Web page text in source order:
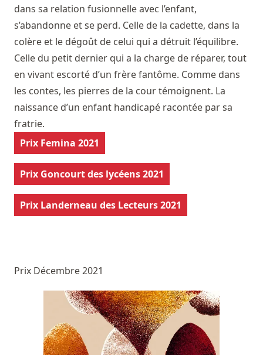
dans sa relation fusionnelle avec l’enfant,
s’abandonne et se perd. Celle de la cadette, dans la
colère et le dégoût de celui qui a détruit l’équilibre.
Celle du petit dernier qui a la charge de réparer, tout
en vivant escorté d’un frère fantôme. Comme dans
les contes, les pierres de la cour témoignent. La
naissance d’un enfant handicapé racontée par sa
fratrie.
Prix Femina 2021
Prix Goncourt des lycéens 2021
Prix Landerneau des Lecteurs 2021
Prix Décembre 2021